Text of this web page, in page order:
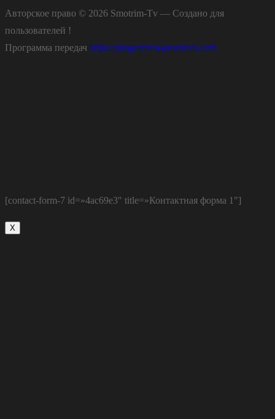
Авторское право © 2026 Smotrim-Tv — Создано для
пользователей !
Программа передач https://programma-peredach.com
[contact-form-7 id=»4ac69e3″ title=»Контактная форма 1″]
Х